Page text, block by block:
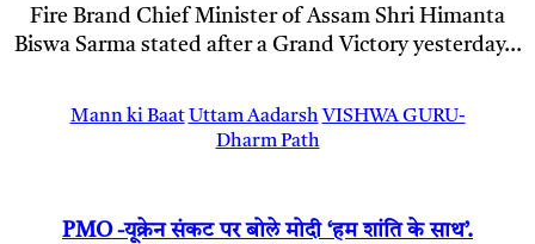
Fire Brand Chief Minister of Assam Shri Himanta
Biswa Sarma stated after a Grand Victory yesterday…
Mann ki Baat Uttam Aadarsh VISHWA GURU-
Dharm Path
PMO -यूक्रेन संकट पर बोले मोदी ‘हम शांति के साथ’.